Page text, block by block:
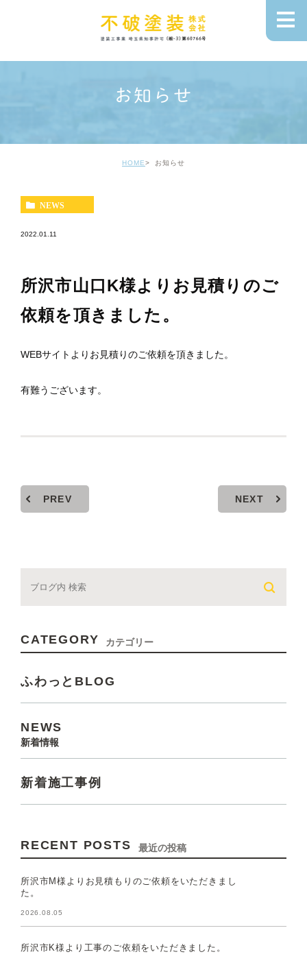
お知らせ
HOME お知らせ
NEWS
2022.01.11
所沢市山口K様よりお見積りのご
依頼を頂きました。
WEBサイトよりお見積りのご依頼を頂きました。
有難うございます。
PREV NEXT
CATEGORY カテゴリー
ふわっとBLOG
NEWS
新着情報
新着施工事例
RECENT POSTS 最近の投稿
所沢市M様よりお見積もりのご依頼をいただきまし
た。
2026.08.05
所沢市K様より工事のご依頼をいただきました。